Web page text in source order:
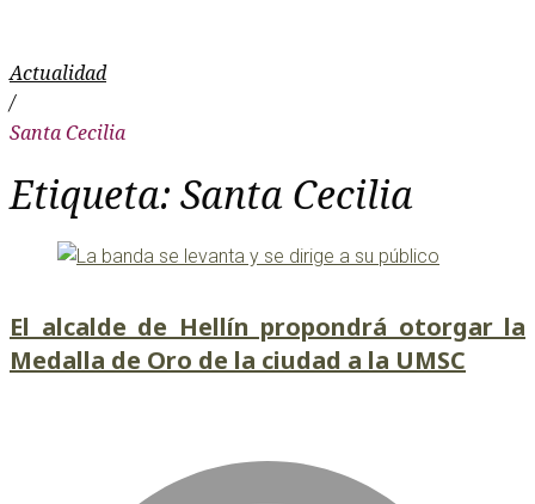
Actualidad
/
Santa Cecilia
Etiqueta: Santa Cecilia
El alcalde de Hellín propondrá otorgar la
Medalla de Oro de la ciudad a la UMSC